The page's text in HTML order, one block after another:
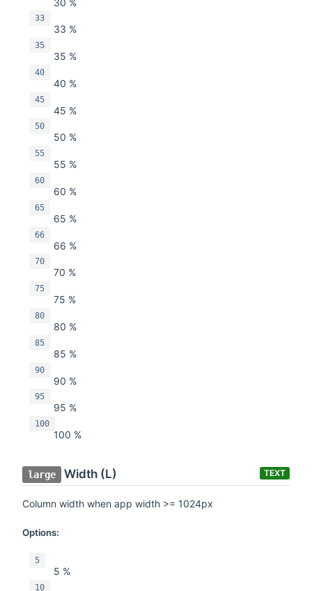
33
33 %
35
35 %
40
40 %
45
45 %
50
50 %
55
55 %
60
60 %
65
65 %
66
66 %
70
70 %
75
75 %
80
80 %
85
85 %
90
90 %
95
95 %
100
100 %
large Width (L) TEXT
Column width when app width >= 1024px
Options:
5
5 %
10